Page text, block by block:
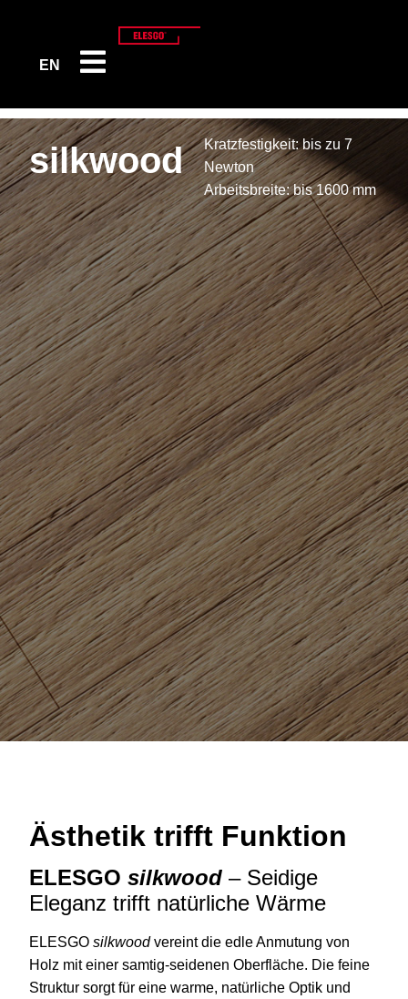
EN
silkwood
Kratzfestigkeit: bis zu 7
Newton
Arbeitsbreite: bis 1600 mm
Ästhetik trifft Funktion
ELESGO silkwood – Seidige
Eleganz trifft natürliche Wärme
ELESGO silkwoodvereint die edle Anmutung von
Holz mit einer samtig-seidenen Oberfläche. Die feine
Struktur sorgt für eine warme, natürliche Optik und